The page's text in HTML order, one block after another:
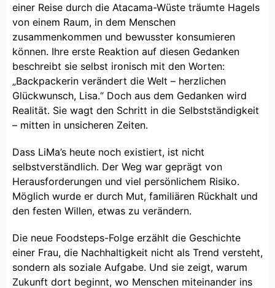
einer Reise durch die Atacama-Wüste träumte Hagels
von einem Raum, in dem Menschen
zusammenkommen und bewusster konsumieren
können. Ihre erste Reaktion auf diesen Gedanken
beschreibt sie selbst ironisch mit den Worten:
„Backpackerin verändert die Welt – herzlichen
Glückwunsch, Lisa.“ Doch aus dem Gedanken wird
Realität. Sie wagt den Schritt in die Selbstständigkeit
– mitten in unsicheren Zeiten.
Dass LiMa’s heute noch existiert, ist nicht
selbstverständlich. Der Weg war geprägt von
Herausforderungen und viel persönlichem Risiko.
Möglich wurde er durch Mut, familiären Rückhalt und
den festen Willen, etwas zu verändern.
Die neue Foodsteps-Folge erzählt die Geschichte
einer Frau, die Nachhaltigkeit nicht als Trend versteht,
sondern als soziale Aufgabe. Und sie zeigt, warum
Zukunft dort beginnt, wo Menschen miteinander ins